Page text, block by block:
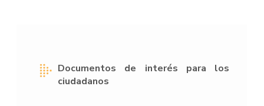
Documentos de interés para los
ciudadanos